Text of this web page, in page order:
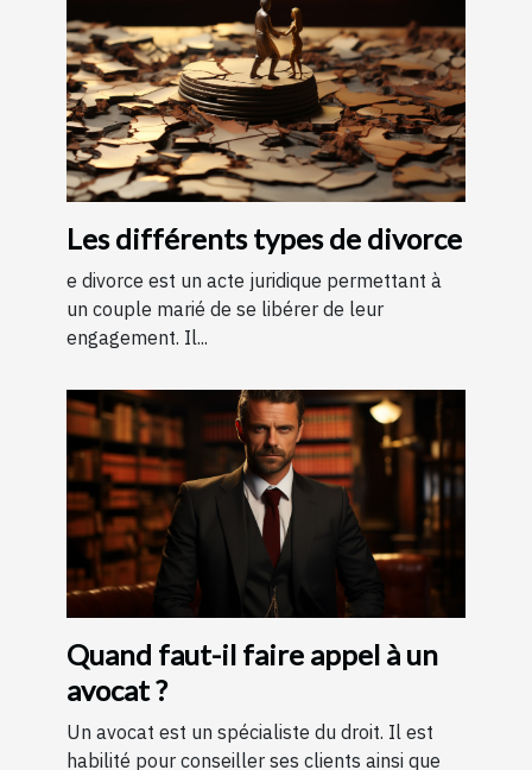
Les différents types de divorce
e divorce est un acte juridique permettant à
un couple marié de se libérer de leur
engagement. Il...
Quand faut-il faire appel à un
avocat ?
Un avocat est un spécialiste du droit. Il est
habilité pour conseiller ses clients ainsi que